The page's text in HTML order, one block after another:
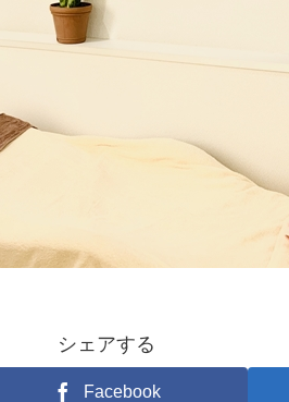
シェアする
Facebook